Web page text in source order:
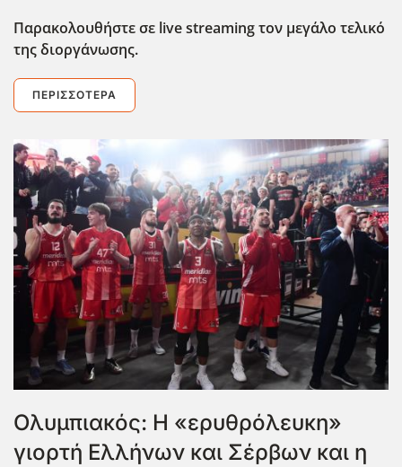
Παρακολουθήστε σε livestreamingτον μεγάλο τελικό
της διοργάνωσης.
ΠΕΡΙΣΣΌΤΕΡΑ
Ολυμπιακός: Η «ερυθρόλευκη»
γιορτή Ελλήνων και Σέρβων και η